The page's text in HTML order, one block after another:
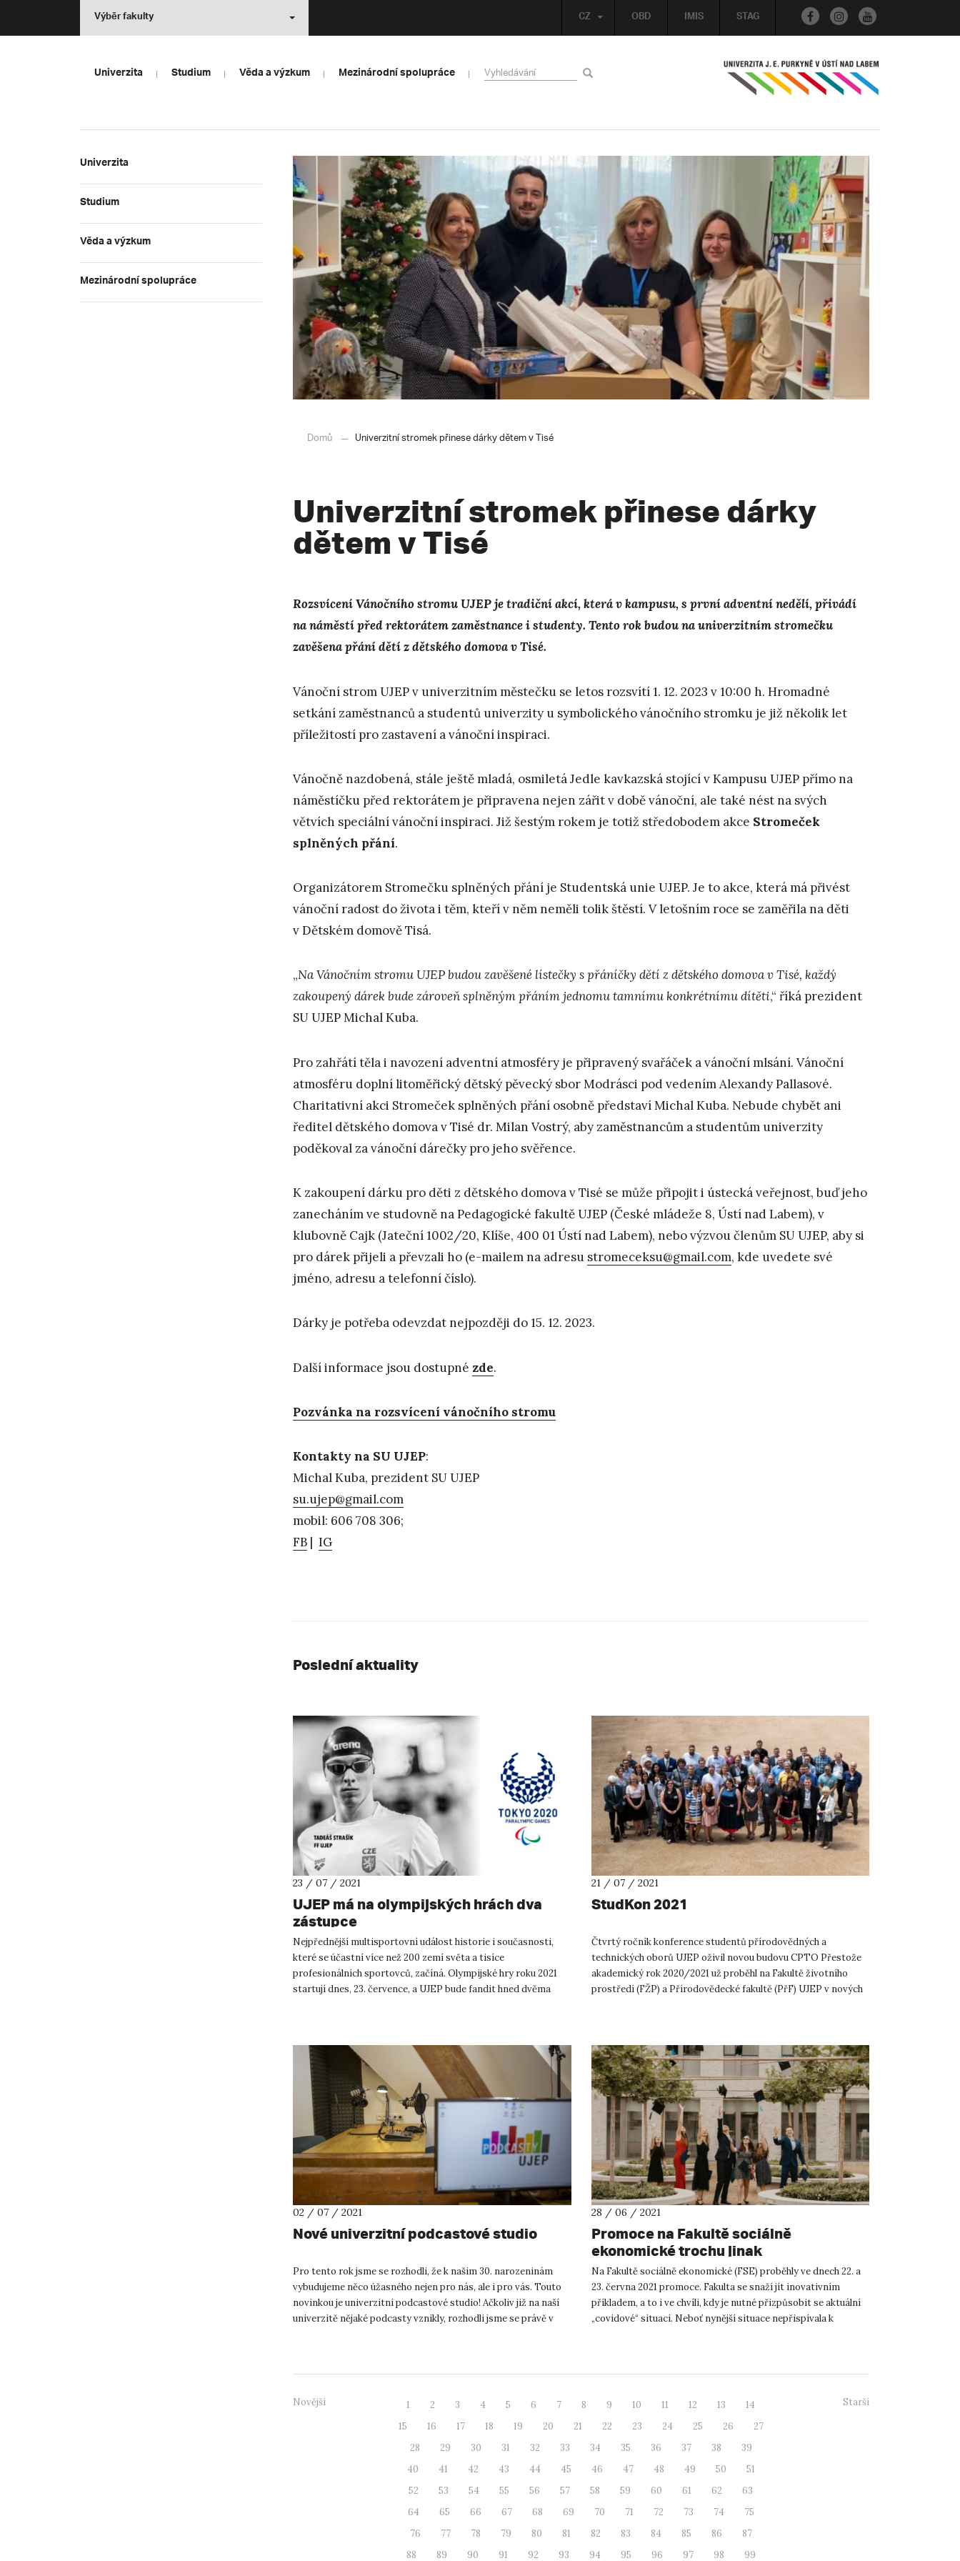
OBD IMIS STAG
CZ
Výběr fakulty
Univerzita Studium Věda a výzkum Mezinárodní spolupráce
Univerzita
Studium
Věda a výzkum
Mezinárodní spolupráce
Domů Univerzitní stromek přinese dárky dětem v Tisé
Univerzitní stromek přinese dárky
dětem v Tisé
Rozsvícení Vánočního stromu UJEP je tradiční akcí, která v kampusu, s první adventní nedělí, přivádí
na náměstí před rektorátem zaměstnance i studenty. Tento rok budou na univerzitním stromečku
zavěšena přání dětí z dětského domova v Tisé.
Vánoční strom UJEP v univerzitním městečku se letos rozsvítí 1. 12. 2023 v 10:00 h. Hromadné
setkání zaměstnanců a studentů univerzity u symbolického vánočního stromku je již několik let
příležitostí pro zastavení a vánoční inspiraci.
Vánočně nazdobená, stále ještě mladá, osmiletá Jedle kavkazská stojící v Kampusu UJEP přímo na
náměstíčku před rektorátem je připravena nejen zářit v době vánoční, ale také nést na svých
větvích speciální vánoční inspiraci. Již šestým rokem je totiž středobodem akce Stromeček
splněných přání.
Organizátorem Stromečku splněných přání je Studentská unie UJEP. Je to akce, která má přivést
vánoční radost do života i těm, kteří v něm neměli tolik štěstí. V letošním roce se zaměřila na děti
v Dětském domově Tisá.
„Na Vánočním stromu UJEP budou zavěšené lístečky s přáníčky dětí z dětského domova v Tisé, každý
zakoupený dárek bude zároveň splněným přáním jednomu tamnímu konkrétnímu dítěti,“ říká prezident
SU UJEP Michal Kuba.
Pro zahřátí těla i navození adventní atmosféry je připravený svařáček a vánoční mlsání. Vánoční
atmosféru doplní litoměřický dětský pěvecký sbor Modrásci pod vedením Alexandy Pallasové.
Charitativní akci Stromeček splněných přání osobně představí Michal Kuba. Nebude chybět ani
ředitel dětského domova v Tisé dr. Milan Vostrý, aby zaměstnancům a studentům univerzity
poděkoval za vánoční dárečky pro jeho svěřence.
K zakoupení dárku pro děti z dětského domova v Tisé se může připojit i ústecká veřejnost, buď jeho
zanecháním ve studovně na Pedagogické fakultě UJEP (České mládeže 8, Ústí nad Labem), v
klubovně Cajk (Jateční 1002/20, Klíše, 400 01 Ústí nad Labem), nebo výzvou členům SU UJEP, aby si
pro dárek přijeli a převzali ho (e-mailem na adresu stromeceksu@gmail.com, kde uvedete své
jméno, adresu a telefonní číslo).
Dárky je potřeba odevzdat nejpozději do 15. 12. 2023.
Další informace jsou dostupné zde.
Pozvánka na rozsvícení vánočního stromu
Kontakty na SU UJEP:
Michal Kuba, prezident SU UJEP
su.ujep@gmail.com
mobil: 606 708 306;
FB | IG
Poslední aktuality
23 / 07 / 2021
UJEP má na olympijských hrách dva
zástupce
Nejpřednější multisportovní událost historie i současnosti,
které se účastní více než 200 zemí světa a tisíce
profesionálních sportovců, začíná. Olympijské hry roku 2021
startují dnes, 23. července, a UJEP bude fandit hned dvěma
21 / 07 / 2021
StudKon 2021
Čtvrtý ročník konference studentů přírodovědných a
technických oborů UJEP oživil novou budovu CPTO Přestože
akademický rok 2020/2021 už proběhl na Fakultě životního
prostředí (FŽP) a Přírodovědecké fakultě (PřF) UJEP v nových
02 / 07 / 2021
Nové univerzitní podcastové studio
Pro tento rok jsme se rozhodli, že k našim 30. narozeninám
vybudujeme něco úžasného nejen pro nás, ale i pro vás. Touto
novinkou je univerzitní podcastové studio! Ačkoliv již na naší
univerzitě nějaké podcasty vznikly, rozhodli jsme se právě v
28 / 06 / 2021
Promoce na Fakultě sociálně
ekonomické trochu jinak
Na Fakultě sociálně ekonomické (FSE) proběhly ve dnech 22. a
23. června 2021 promoce. Fakulta se snaží jít inovativním
příkladem, a to i ve chvíli, kdy je nutné přizpůsobit se aktuální
„covidové“ situaci. Neboť nynější situace nepřispívala k
Novější 1 2 3 4 5 6 7 8 9 10 11 12 13
14
15
16 17 18 19 20 21 22 23 24 25 26
27
28
29 30 31 32 33 34 35 36 37 38
39
40
41 42 43 44 45 46 47 48 49 50
51
52
53 54 55 56 57 58 59 60 61 62
63
64
65 66 67 68 69 70 71 72 73 74
75
76
77 78 79 80 81 82 83 84 85 86
87
88
89 90 91 92 93 94 95 96 97 98 99
Starší